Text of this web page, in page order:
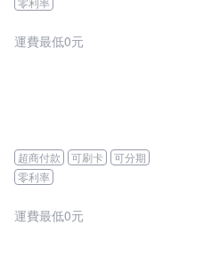
運費最低0元
超商付款 可刷卡
可分期
零利率
運費最低0元